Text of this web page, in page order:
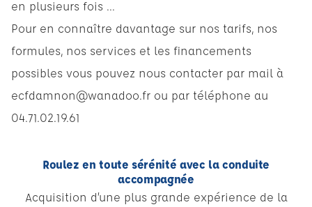
en plusieurs fois ...
Pour en connaître davantage sur nos tarifs, nos
formules, nos services et les financements
possibles vous pouvez nous contacter par mail à
ecfdamnon@wanadoo.fr ou par téléphone au
04.71.02.19.61
Roulez en toute sérénité avec la conduite
accompagnée
Acquisition d’une plus grande expérience de la